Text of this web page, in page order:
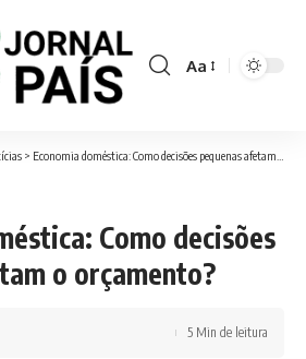
Font
Aa
> Economia doméstica: Como decisões pequenas afetam o orçamento?
Como decisões
o orçamento?
5 Min de leitura